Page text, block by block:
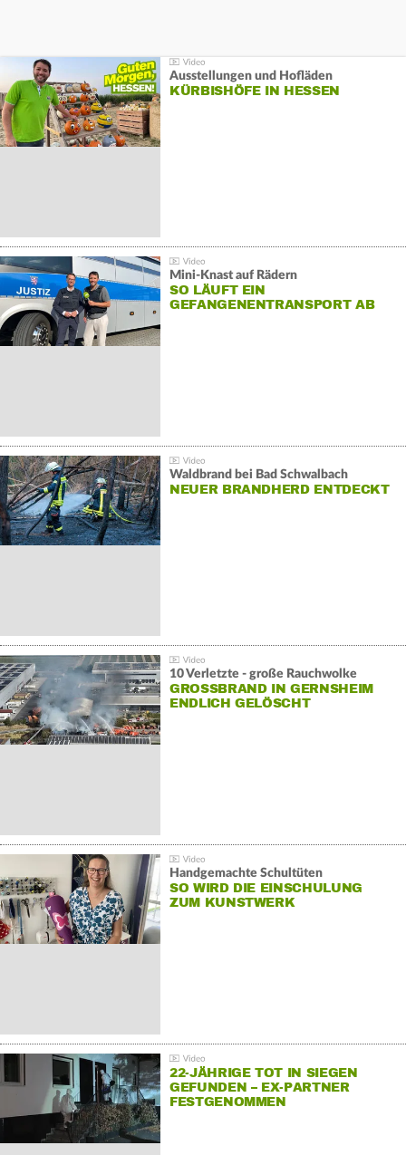
Ausstellungen und Hofläden
KÜRBISHÖFE IN HESSEN
Mini-Knast auf Rädern
SO LÄUFT EIN
GEFANGENENTRANSPORT AB
Waldbrand bei Bad Schwalbach
NEUER BRANDHERD ENTDECKT
10 Verletzte - große Rauchwolke
GROSSBRAND IN GERNSHEIM E
NDLICH GELÖSCHT
Handgemachte Schultüten
SO WIRD DIE EINSCHULUNG
ZUM KUNSTWERK
22-JÄHRIGE TOT IN SIEGEN
GEFUNDEN – EX-PARTNER
FESTGENOMMEN